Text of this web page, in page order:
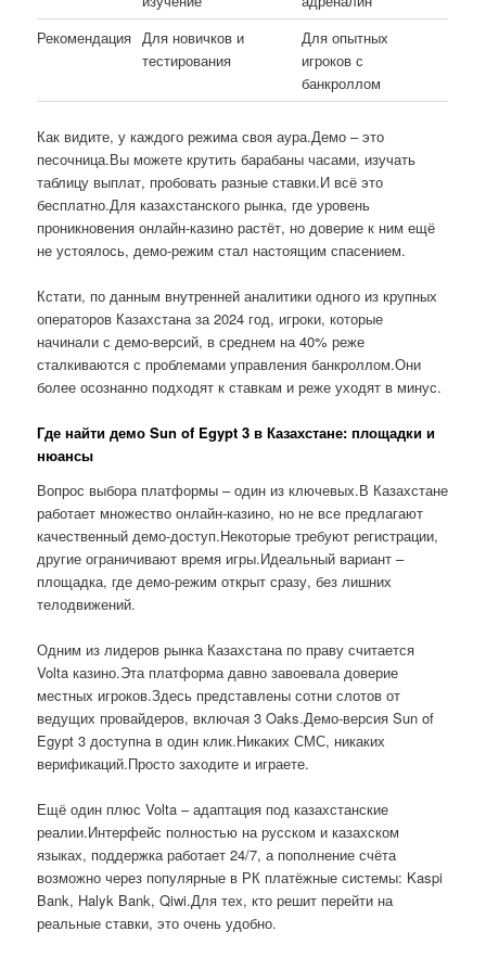
Рекомендация Для новичков и
тестирования
Для опытных
игроков с
банкроллом
Как видите, у каждого режима своя аура.Демо – это
песочница.Вы можете крутить барабаны часами, изучать
таблицу выплат, пробовать разные ставки.И всё это
бесплатно.Для казахстанского рынка, где уровень
проникновения онлайн-казино растёт, но доверие к ним ещё
не устоялось, демо-режим стал настоящим спасением.
Кстати, по данным внутренней аналитики одного из крупных
операторов Казахстана за 2024 год, игроки, которые
начинали с демо-версий, в среднем на 40% реже
сталкиваются с проблемами управления банкроллом.Они
более осознанно подходят к ставкам и реже уходят в минус.
Где найти демо Sun of Egypt 3 в Казахстане: площадки и
нюансы
Вопрос выбора платформы – один из ключевых.В Казахстане
работает множество онлайн-казино, но не все предлагают
качественный демо-доступ.Некоторые требуют регистрации,
другие ограничивают время игры.Идеальный вариант –
площадка, где демо-режим открыт сразу, без лишних
телодвижений.
Одним из лидеров рынка Казахстана по праву считается
Volta казино.Эта платформа давно завоевала доверие
местных игроков.Здесь представлены сотни слотов от
ведущих провайдеров, включая 3 Oaks.Демо-версия Sun of
Egypt 3 доступна в один клик.Никаких СМС, никаких
верификаций.Просто заходите и играете.
Ещё один плюс Volta – адаптация под казахстанские
реалии.Интерфейс полностью на русском и казахском
языках, поддержка работает 24/7, а пополнение счёта
возможно через популярные в РК платёжные системы: Kaspi
Bank, Halyk Bank, Qiwi.Для тех, кто решит перейти на
реальные ставки, это очень удобно.